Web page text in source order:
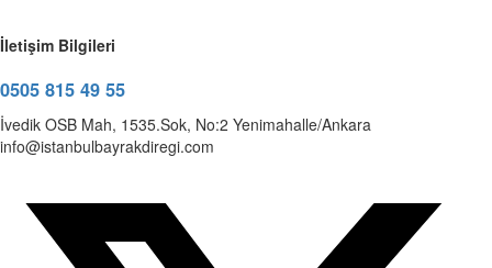
İletişim Bilgileri
0505 815 49 55
İvedik OSB Mah, 1535.Sok, No:2 Yenimahalle/Ankara
info@istanbulbayrakdiregi.com